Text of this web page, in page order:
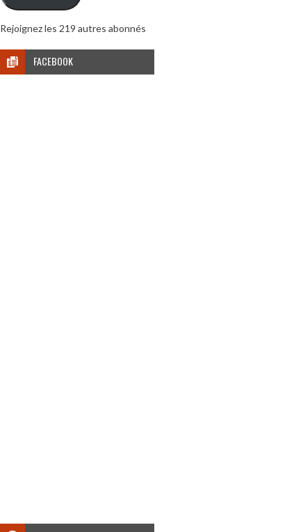
Rejoignez les 219 autres abonnés
FACEBOOK